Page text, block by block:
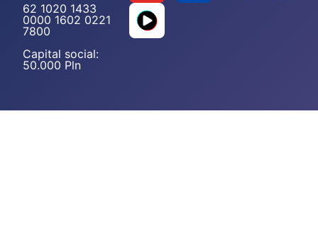
62 1020 1433
0000 1602 0221
7800
Capital social:
50.000 Pln